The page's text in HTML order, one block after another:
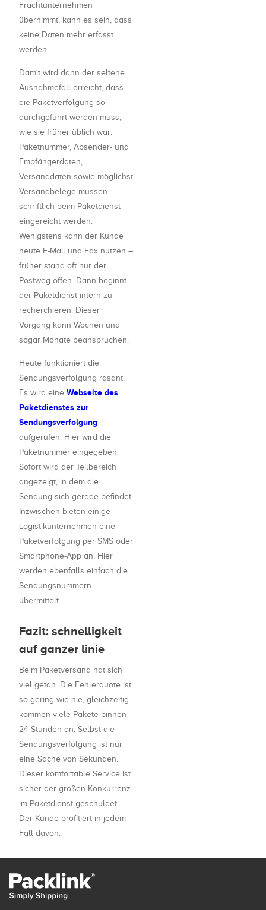
Frachtunternehmen
übernimmt, kann es sein, dass
keine Daten mehr erfasst
werden.
Damit wird dann der seltene
Ausnahmefall erreicht, dass
die Paketverfolgung so
durchgeführt werden muss,
wie sie früher üblich war:
Paketnummer, Absender- und
Empfängerdaten,
Versanddaten sowie möglichst
Versandbelege müssen
schriftlich beim Paketdienst
eingereicht werden.
Wenigstens kann der Kunde
heute E-Mail und Fax nutzen –
früher stand oft nur der
Postweg offen. Dann beginnt
der Paketdienst intern zu
recherchieren. Dieser
Vorgang kann Wochen und
sogar Monate beanspruchen.
Heute funktioniert die
Sendungsverfolgung rasant.
Es wird eine Webseite des
Paketdienstes zur
Sendungsverfolgung
aufgerufen. Hier wird die
Paketnummer eingegeben.
Sofort wird der Teilbereich
angezeigt, in dem die
Sendung sich gerade befindet.
Inzwischen bieten einige
Logistikunternehmen eine
Paketverfolgung per SMS oder
Smartphone-App an. Hier
werden ebenfalls einfach die
Sendungsnummern
übermittelt.
Fazit: schnelligkeit
auf ganzer linie
Beim Paketversand hat sich
viel getan. Die Fehlerquote ist
so gering wie nie, gleichzeitig
kommen viele Pakete binnen
24 Stunden an. Selbst die
Sendungsverfolgung ist nur
eine Sache von Sekunden.
Dieser komfortable Service ist
sicher der großen Konkurrenz
im Paketdienst geschuldet.
Der Kunde profitiert in jedem
Fall davon.